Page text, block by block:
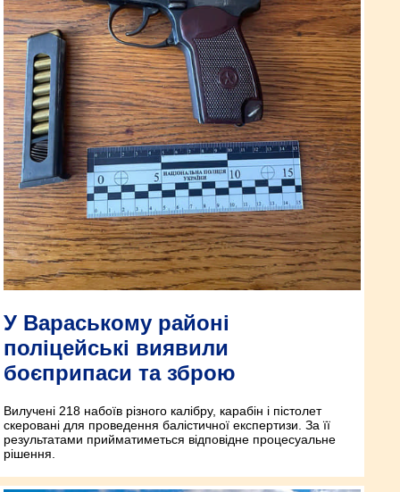
У Вараському районі
поліцейські виявили
боєприпаси та зброю
Вилучені 218 набоїв різного калібру, карабін і пістолет
скеровані для проведення балістичної експертизи. За її
результатами прийматиметься відповідне процесуальне
рішення.